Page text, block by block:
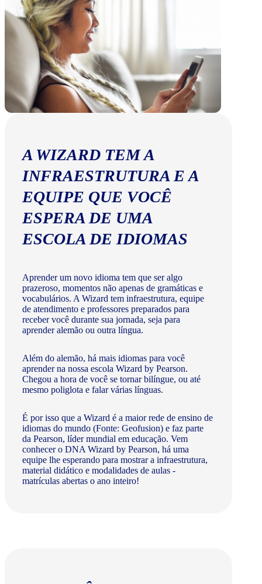
A WIZARD TEM A
INFRAESTRUTURA E A
EQUIPE QUE VOCÊ
ESPERA DE UMA
ESCOLA DE IDIOMAS
Aprender um novo idioma tem que ser algo
prazeroso, momentos não apenas de gramáticas e
vocabulários. A Wizard tem infraestrutura, equipe
de atendimento e professores preparados para
receber você durante sua jornada, seja para
aprender alemão ou outra língua.
Além do alemão, há mais idiomas para você
aprender na nossa escola Wizard by Pearson.
Chegou a hora de você se tornar bilíngue, ou até
mesmo poliglota e falar várias línguas.
É por isso que a Wizard é a maior rede de ensino de
idiomas do mundo (Fonte: Geofusion) e faz parte
da Pearson, líder mundial em educação. Vem
conhecer o DNA Wizard by Pearson, há uma
equipe lhe esperando para mostrar a infraestrutura,
material didático e modalidades de aulas -
matrículas abertas o ano inteiro!